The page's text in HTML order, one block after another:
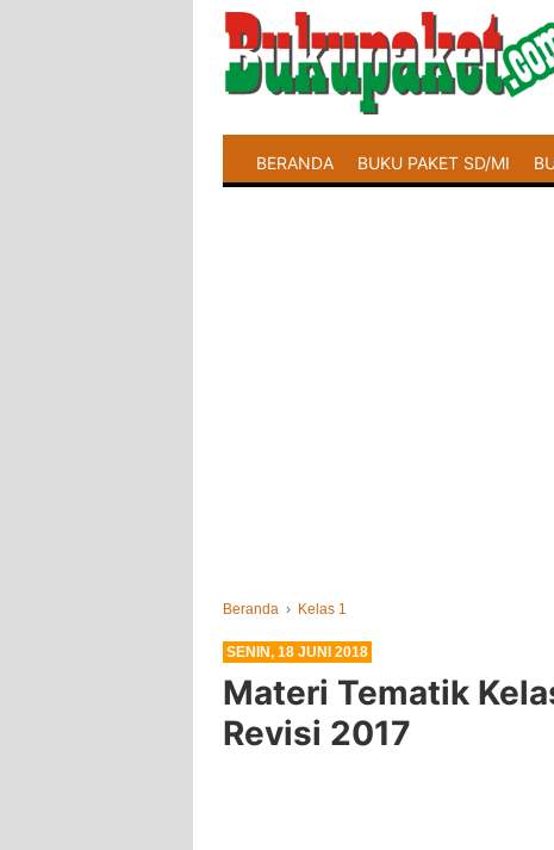
BERANDA BUKU PAKET SD/MI
Beranda › Kelas 1
SENIN, 18 JUNI 2018
Materi Tematik
Revisi 2017